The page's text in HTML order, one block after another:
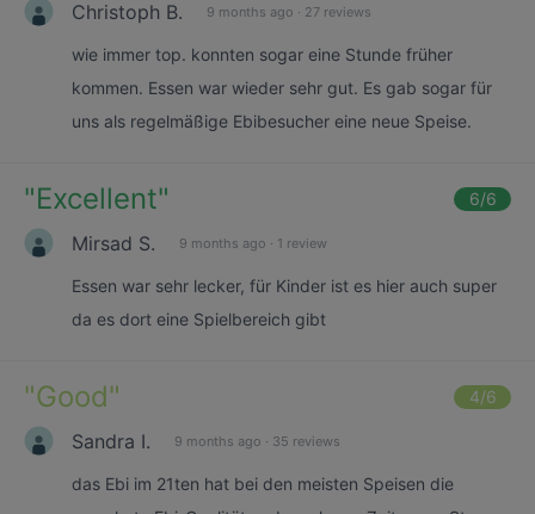
Christoph B. 9 months ago · 27 reviews
wie immer top. konnten sogar eine Stunde früher
kommen. Essen war wieder sehr gut. Es gab sogar für
uns als regelmäßige Ebibesucher eine neue Speise.
"Excellent" 6/6
Mirsad S. 9 months ago · 1 review
Essen war sehr lecker, für Kinder ist es hier auch super
da es dort eine Spielbereich gibt
"Good" 4/6
Sandra I. 9 months ago · 35 reviews
das Ebi im 21ten hat bei den meisten Speisen die